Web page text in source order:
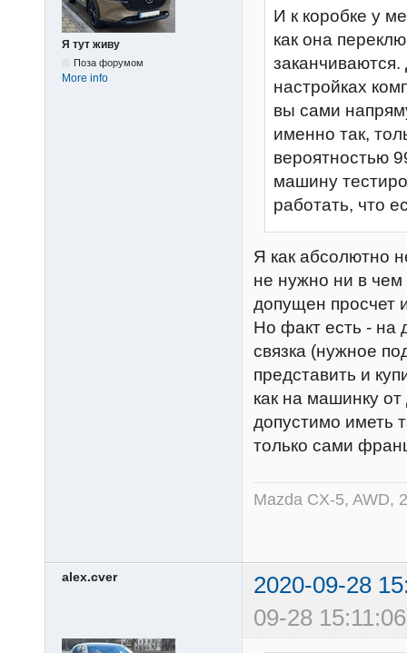
Я тут живу
Поза форумом
More info
И к коробке у
как она
настройках
вы сами
именно так,
вероятностью
машину
работать, что
Я как абсолютно
не нужно ни в чем
допущен просчет
Но факт есть - на
связка (нужное
представить и
как на машинку
допустимо иметь
только сами
Mazda CX-5, AWD,
alex.cver
2020-09-28
09-28